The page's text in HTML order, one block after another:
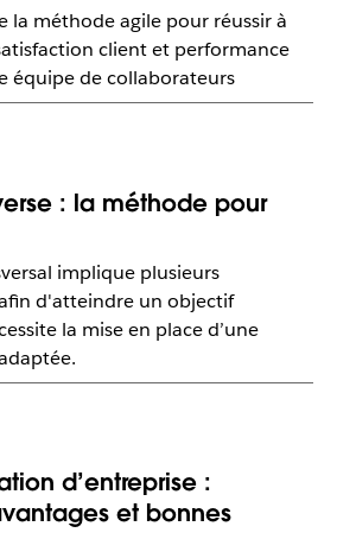
la méthode agile pour réussir à
client et performance
équipe de collaborateurs
: la méthode pour
implique plusieurs
d'atteindre un objectif
la mise en place d’une
d’entreprise :
et bonnes